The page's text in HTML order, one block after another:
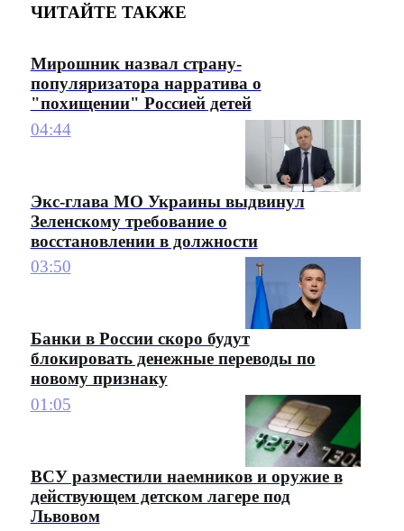
ЧИТАЙТЕ ТАКЖЕ
Мирошник назвал страну-
популяризатора нарратива о
"похищении" Россией детей
04:44
Экс-глава МО Украины выдвинул
Зеленскому требование о
восстановлении в должности
03:50
Банки в России скоро будут
блокировать денежные переводы по
новому признаку
01:05
ВСУ разместили наемников и оружие в
действующем детском лагере под
Львовом